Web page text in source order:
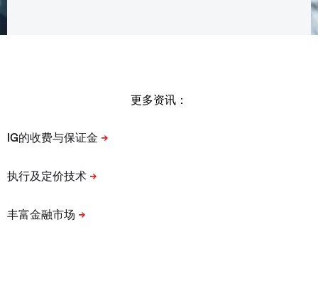
更多资讯：